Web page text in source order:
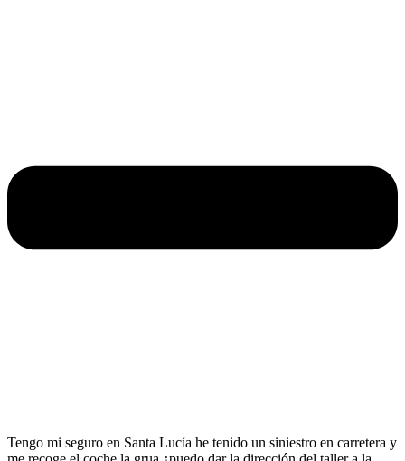
Tengo mi seguro en Santa Lucía he tenido un siniestro en carretera y